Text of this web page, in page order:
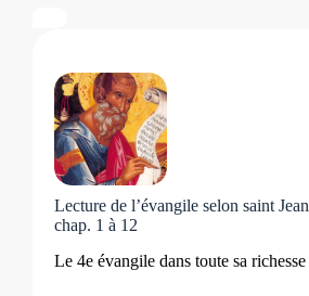
Lecture de l’évangile selon saint Jean
chap. 1 à 12
Le 4e évangile dans toute sa richesse